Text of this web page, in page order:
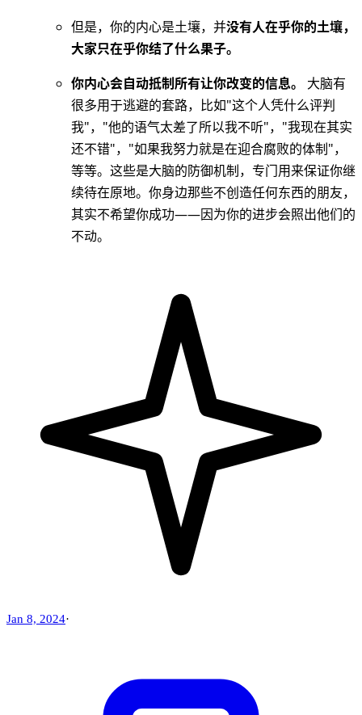
但是，你的内心是土壤，并没有人在乎你的土壤，
大家只在乎你结了什么果子。
你内心会自动抵制所有让你改变的信息。
大脑有
很多用于逃避的套路，比如"这个人凭什么评判
我"，"他的语气太差了所以我不听"，"我现在其实
还不错"，"如果我努力就是在迎合腐败的体制"，
等等。这些是大脑的防御机制，专门用来保证你继
续待在原地。你身边那些不创造任何东西的朋友，
其实不希望你成功——因为你的进步会照出他们的
不动。
Jan 8, 2024·